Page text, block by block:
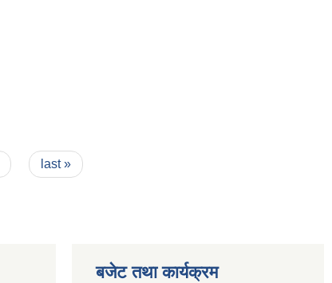
last »
बजेट तथा कार्यक्रम